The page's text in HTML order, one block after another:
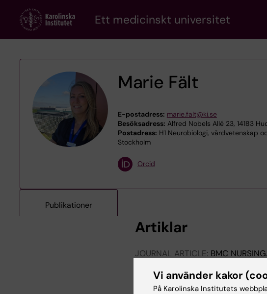
content
Ett medicinskt universitet
Marie Fält
E-postadress: marie.falt@ki.se
Besöksadress: Alfred Nobels Allé 23, 14183
Postadress: H1 Neurobiologi, vårdvetenskap
Stockholm
Orcid
Publikationer
Artiklar
JOURNAL ARTICLE: BMC NURSING.
settings: a mixed-methods
Falt M; Degsell E; Gustavsson P;
Vi använder kakor
På Karolinska Institutets